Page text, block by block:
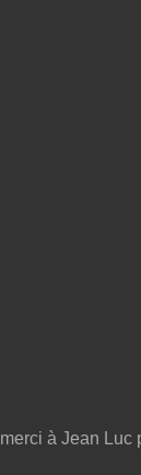
merci à Jean Luc